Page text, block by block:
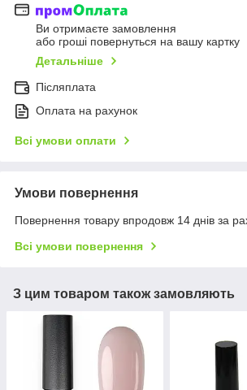
Ви отримаєте замовлення
або гроші повернуться на вашу картку
Детальніше
Післяплата
Оплата на рахунок
Всі умови оплати
Умови повернення
Повернення товару впродовж 14 днів за
Всі умови повернення
З цим товаром також замовляють